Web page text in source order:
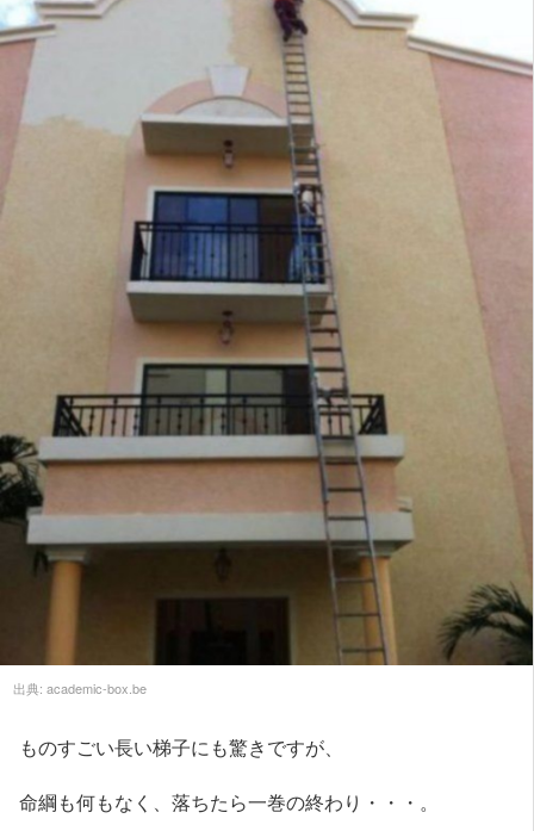
出典: academic-box.be
ものすごい長い梯子にも驚きですが、
命綱も何もなく、落ちたら一巻の終わり・・・。